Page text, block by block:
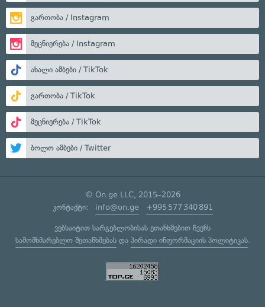
გართობა / Instagram
მეცნიერება / Instagram
ახალი ამბები / TikTok
გართობა / TikTok
მეცნიერება / TikTok
ბოლო ამბები / Twitter
© On.ge LLC, 2015–2026
კონტაქტი: info@on.ge +995 577 340 891
ვებსაიტით სარგებლობისას ეთანხმებით ჩვენს
სამომხმარებლო შეთანხმებასდა პირადი ინფორმაციის პოლიტიკას.